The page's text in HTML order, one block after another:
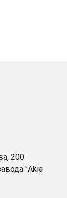
200
"Akia